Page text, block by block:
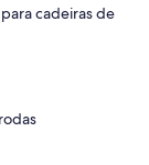
cadeiras de